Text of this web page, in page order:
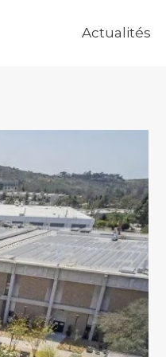
Actualités